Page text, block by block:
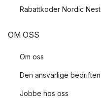
Rabattkoder Nordic Nest
OM OSS
Om oss
Den ansvarlige bedriften
Jobbe hos oss